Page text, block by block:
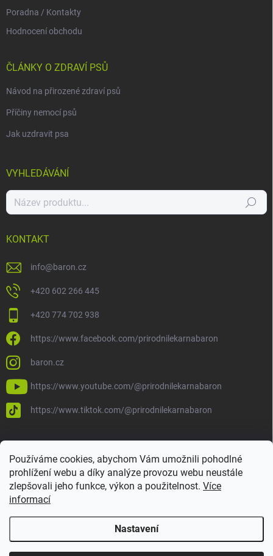
Používáme cookies, abychom Vám umožnili pohodlné
prohlížení webu a díky analýze provozu webu neustále
zlepšovali jeho funkce, výkon a použitelnost. Více
informací
Nastavení
Poradna / Kontakty
Hodnocení obchodu
ČLÁNKY O ZDRAVÍ PSŮ
Návod na přirozené zdraví psů
Příčiny nemocí psů
Jak uzdravit psa
VYHLEDÁVÁNÍ
Hledat
KONTAKT
info@baron.cz
+420 602 266 445
+420 774 702 938
https://www.facebook.com/prirodnilekarnabaron
baron.cz
https://www.youtube.com/@prirodnilekarnabaron
https://www.tiktok.com/@prirodnilekarnabaron
. Všechna práva vyhrazena.
cookies